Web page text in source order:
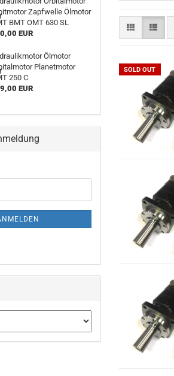
SOLD OUT
Zapfwelle Ölmotor
BMT OMT 630 SL
EUR
Ölmotor
Planetmotor
250 C
EUR